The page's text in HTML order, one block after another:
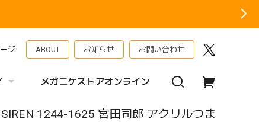
ジ ABOUT お知らせ お問い合わせ
メガニケストアオンライン
SIREN 1244-1625 宮田司郎 アクリルつま